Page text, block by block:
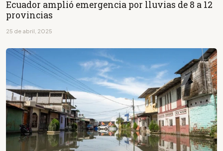
Ecuador amplió emergencia por lluvias de 8 a 12
provincias
25 de abril, 2025